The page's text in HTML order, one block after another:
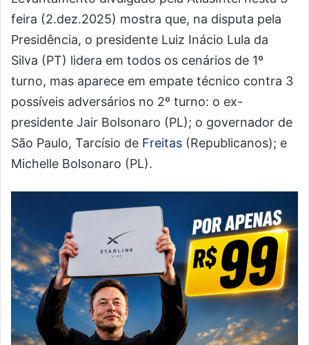
feira (2.dez.2025) mostra que, na disputa pela
Presidência, o presidente Luiz Inácio Lula da
Silva (PT) lidera em todos os cenários de 1º
turno, mas aparece em empate técnico contra 3
possíveis adversários no 2º turno: o ex-
presidente Jair Bolsonaro (PL); o governador de
São Paulo, Tarcísio de Freitas (Republicanos); e
Michelle Bolsonaro (PL).